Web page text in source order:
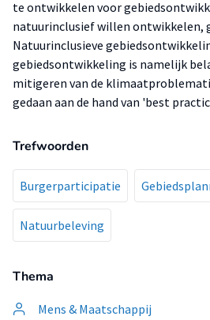
te ontwikkelen voor
natuurinclusief willen ontwikkelen,
Natuurinclusieve
gebiedsontwikkeling is namelijk
mitigeren van de
gedaan aan de hand van 'best
Trefwoorden
Burgerparticipatie
Natuurbeleving
Thema
Mens & Maatschappij